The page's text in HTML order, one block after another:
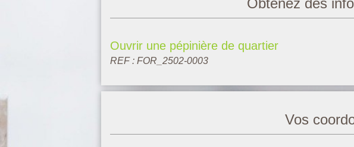
Obtenez des
Ouvrir une pépinière de quartier
REF : FOR_2502-0003
Vos